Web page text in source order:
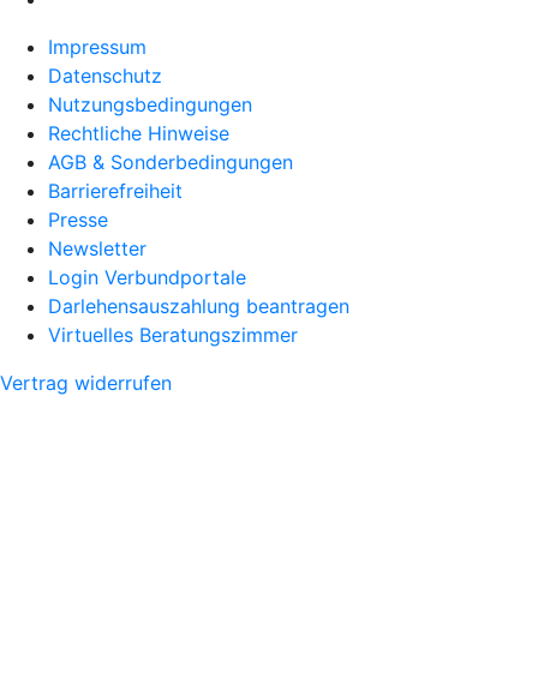
Impressum
Datenschutz
Nutzungsbedingungen
Rechtliche Hinweise
AGB & Sonderbedingungen
Barrierefreiheit
Presse
Newsletter
Login Verbundportale
Darlehensauszahlung beantragen
Virtuelles Beratungszimmer
Vertrag widerrufen